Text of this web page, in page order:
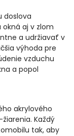
doslova
aj v zlom
a udržiavať v
výhoda pre
vzduchu
a popol
akrylového
Každý
tak, aby